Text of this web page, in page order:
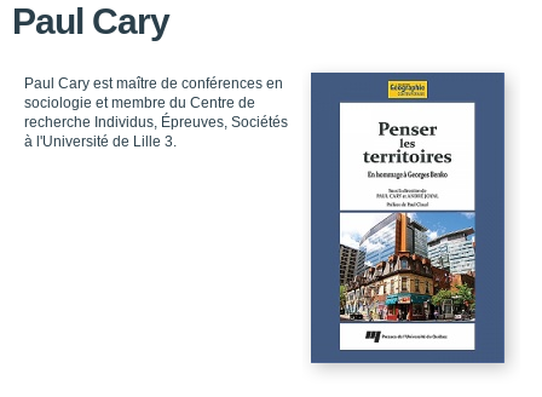
Paul Cary
Paul Cary est maître de conférences en
sociologie et membre du Centre de
recherche Individus, Épreuves, Sociétés
à l'Université de Lille 3.